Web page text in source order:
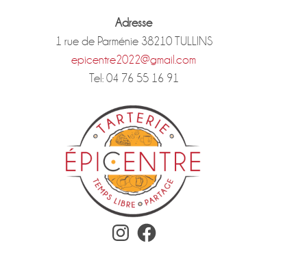
Adresse
1 rue de Parménie 38210 TULLINS
epicentre2022@gmail.com
Tel: 04 76 55 16 91
Instagram Facebook